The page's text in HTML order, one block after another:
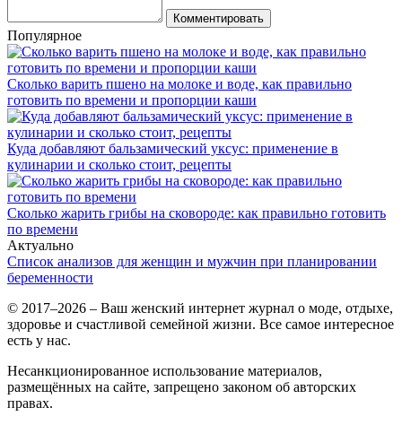
Комментировать
Популярное
Сколько варить пшено на молоке и воде, как правильно
готовить по времени и пропорции каши
Куда добавляют бальзамический уксус: применение в
кулинарии и сколько стоит, рецепты
Сколько жарить грибы на сковороде: как правильно готовить
по времени
Актуально
Список анализов для женщин и мужчин при планировании
беременности
© 2017–2026 – Ваш женский интернет журнал о моде, отдыхе,
здоровье и счастливой семейной жизни. Все самое интересное
есть у нас.
Несанкционированное использование материалов,
размещённых на сайте, запрещено законом об авторских
правах.